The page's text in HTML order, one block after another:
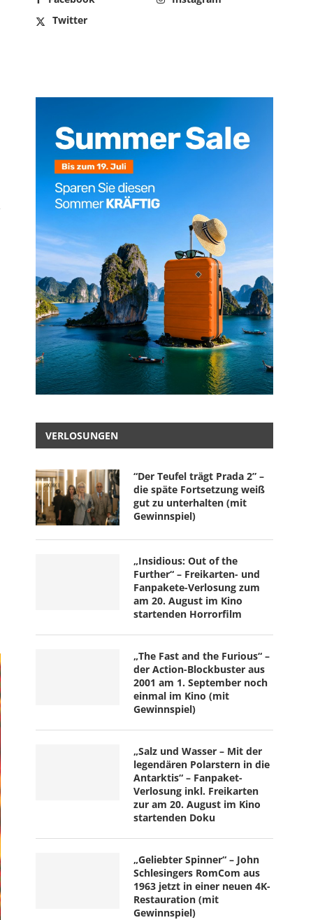
Twitter
VERLOSUNGEN
“Der Teufel trägt Prada 2” –
die späte Fortsetzung weiß
gut zu unterhalten (mit
Gewinnspiel)
„Insidious: Out of the
Further“ – Freikarten- und
Fanpakete-Verlosung zum
am 20. August im Kino
startenden Horrorfilm
„The Fast and the Furious“ –
der Action-Blockbuster aus
2001 am 1. September noch
einmal im Kino (mit
Gewinnspiel)
„Salz und Wasser – Mit der
legendären Polarstern in die
Antarktis“ – Fanpaket-
Verlosung inkl. Freikarten
zur am 20. August im Kino
startenden Doku
„Geliebter Spinner“ – John
Schlesingers RomCom aus
1963 jetzt in einer neuen 4K-
Restauration (mit
Gewinnspiel)